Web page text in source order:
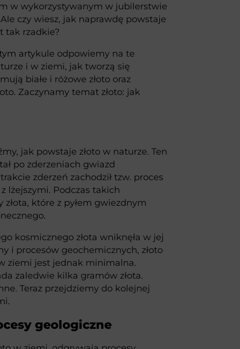
w wykorzystywanym w jubilerstwie
czy wiesz, jak naprawdę powstaje
tak rzadkie?
artykule odpowiemy na te
i w ziemi, jak tworzą się
białe i różowe złoto oraz
Zaczynamy temat złoto: jak
jak powstaje złoto w naturze. Ten
po zderzeniach gwiazd
zderzeń zachodził tzw. proces
lżejszymi. Podczas takich
które z pyłem gwiezdnym
kosmicznego złota wniknęła w jej
i procesów geochemicznych, złoto
ziemi jest jednak minimalna.
zaledwie kilka gramów złota.
Teraz przejdziemy do kolejnej
geologiczne